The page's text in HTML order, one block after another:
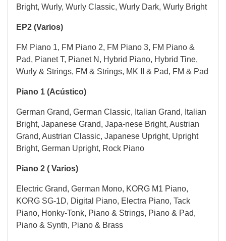
Bright, Wurly, Wurly Classic, Wurly Dark, Wurly Bright
EP2 (Varios)
FM Piano 1, FM Piano 2, FM Piano 3, FM Piano &
Pad, Pianet T, Pianet N, Hybrid Piano, Hybrid Tine,
Wurly & Strings, FM & Strings, MK II & Pad, FM & Pad
Piano 1 (Acústico)
German Grand, German Classic, Italian Grand, Italian
Bright, Japanese Grand, Japa-nese Bright, Austrian
Grand, Austrian Classic, Japanese Upright, Upright
Bright, German Upright, Rock Piano
Piano 2 ( Varios)
Electric Grand, German Mono, KORG M1 Piano,
KORG SG-1D, Digital Piano, Electra Piano, Tack
Piano, Honky-Tonk, Piano & Strings, Piano & Pad,
Piano & Synth, Piano & Brass